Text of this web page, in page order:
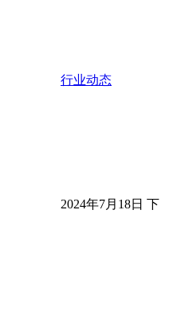
行业动态
2024年7月18日 下